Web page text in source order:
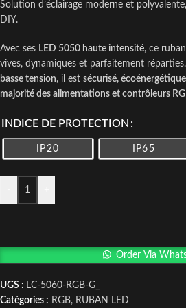
Solution d’éclairage moderne et
DIY.
Avec ses LED 5050 haute intensité, ce
vives, dynamiques et parfaitement
basse tension, il est sécurisé,
majorité des alimentations et contrôleurs
INDICE DE PROTECTION
IP20 IP65
Order Via
UGS : LC-5060-RGB-G_
Catégories : RGB, RUBAN LED